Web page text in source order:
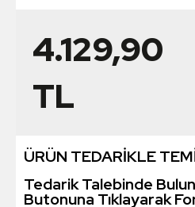
4.129,90
TL
ÜRÜN TEDARİKLE
Tedarik Talebinde
Butonuna Tıklayarak